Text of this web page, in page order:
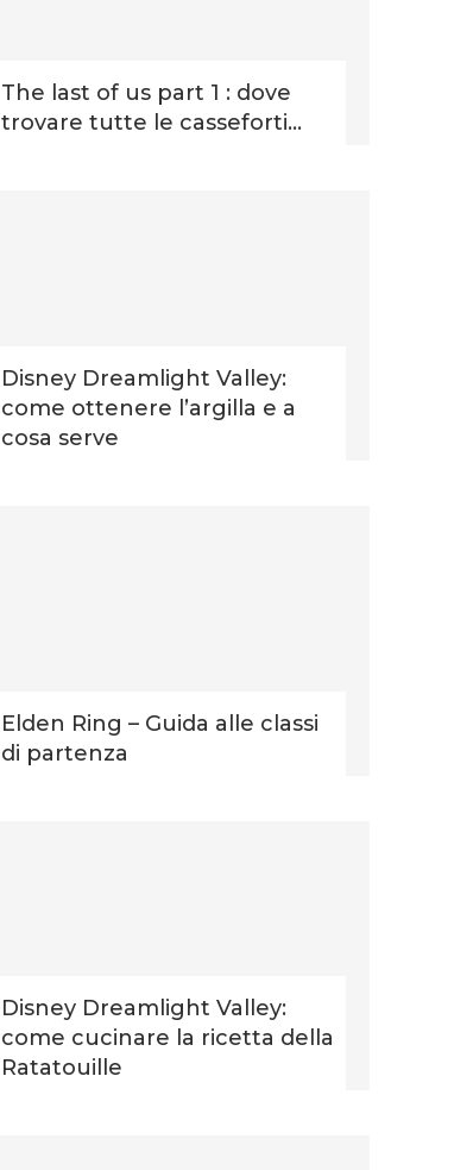
The last of us part 1 : dove
trovare tutte le casseforti...
Disney Dreamlight Valley:
come ottenere l’argilla e a
cosa serve
Elden Ring – Guida alle classi
di partenza
Disney Dreamlight Valley:
come cucinare la ricetta della
Ratatouille